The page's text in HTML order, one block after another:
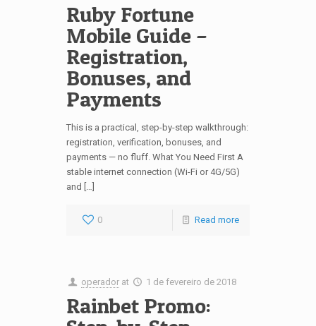
Ruby Fortune
Mobile Guide –
Registration,
Bonuses, and
Payments
This is a practical, step-by-step walkthrough:
registration, verification, bonuses, and
payments — no fluff. What You Need First A
stable internet connection (Wi-Fi or 4G/5G)
and […]
0 Read more
operador at 1 de fevereiro de 2018
Rainbet Promo: